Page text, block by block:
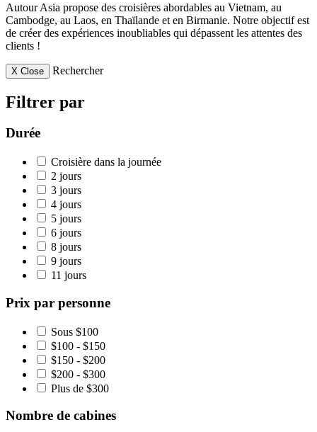
Autour Asia propose des croisières abordables au Vietnam, au
Cambodge, au Laos, en Thaïlande et en Birmanie. Notre objectif est
de créer des expériences inoubliables qui dépassent les attentes des
clients !
X Close Rechercher
Filtrer par
Durée
Croisière dans la journée
2 jours
3 jours
4 jours
5 jours
6 jours
8 jours
9 jours
11 jours
Prix par personne
Sous $100
$100 - $150
$150 - $200
$200 - $300
Plus de $300
Nombre de cabines